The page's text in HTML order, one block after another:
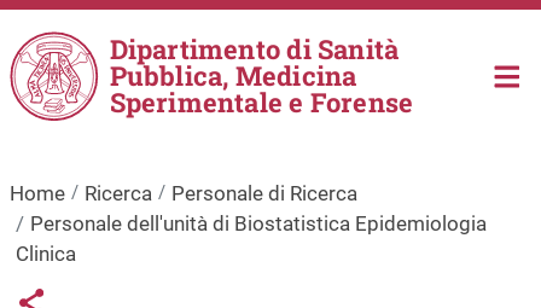
Salta al contenuto principale
Dipartimento di Sanità
Pubblica, Medicina
Sperimentale e Forense
Home Ricerca
Personale di Ricerca
Personale dell'unità di Biostatistica Epidemiologia
Clinica
Share button